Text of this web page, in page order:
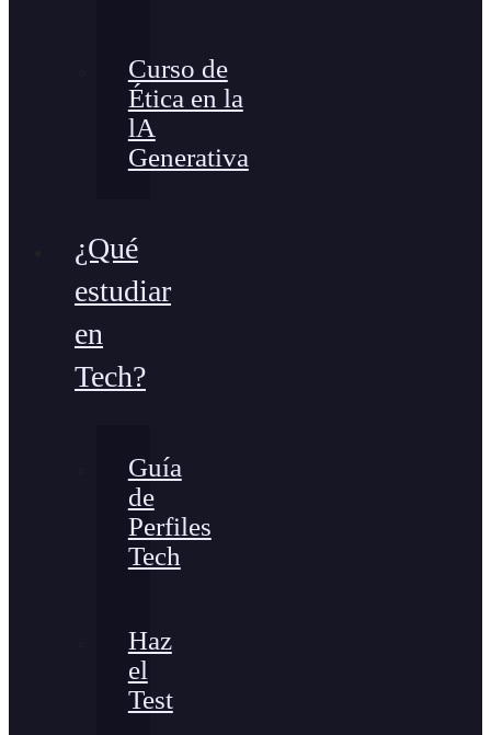
Curso de
Ética en la
lA
Generativa
¿Qué
estudiar
en
Tech?
Guía
de
Perfiles
Tech
Haz
el
Test